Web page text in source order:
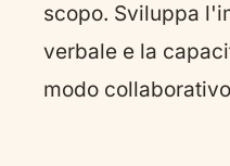
scopo. Sviluppa
verbale e la
modo